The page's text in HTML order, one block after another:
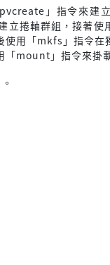
」指令來建
立捲軸群組，接著
使用「mkfs」指令在
「mount」指令來掛